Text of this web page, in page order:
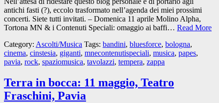
antichi fasti (?), eccolo trasformato nell’agenda dei miei prossimi
concerti. Siete tutti invitati. – Domenica 11 aprile Molino Alpha,
Tortona MN & i Contenuti Speciali: omaggio ai baffi… Read More
Category: Ascolti/Musica Tags: bandini, bluesforce, bologna,
cinema, cinstesia, giganti, mnecontenutispeciali, musica, papes,
pavia, rock, spaziomusica, tavolazzi, tempera, zappa
Terra in bocca: 11 maggio, Teatro
Fraschini, Pavia